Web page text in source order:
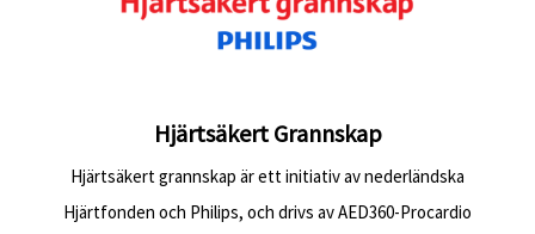
Hjärtsäkert Grannskap
Hjärtsäkert grannskap är ett initiativ av nederländska
Hjärtfonden och Philips, och drivs av AED360-Procardio